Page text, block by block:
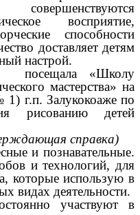
восприятие,
способности
доставляет детям
настрой.
«Школу
мастерства» на
г.п. Залукокоаже по
рисованию детей
справка)
и познавательные.
и технологий, для
которые использую в
видах деятельности.
участвуют в